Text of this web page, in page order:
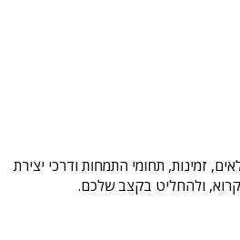
זמינות, תחומי התמחות ודרכי יצירת
ולהחליט בקצב שלכם.